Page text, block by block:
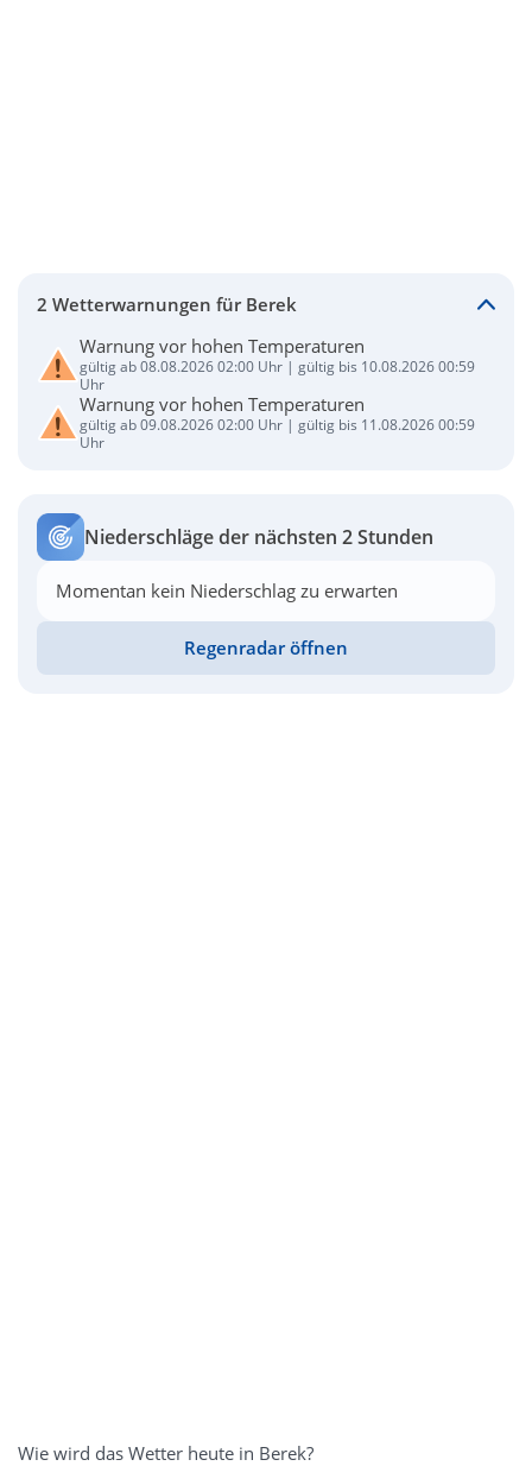
2 Wetterwarnungen für Berek
Warnung vor hohen Temperaturen
gültig ab 08.08.2026 02:00 Uhr | gültig bis 10.08.2026 00:59
Uhr
Warnung vor hohen Temperaturen
gültig ab 09.08.2026 02:00 Uhr | gültig bis 11.08.2026 00:59
Uhr
Niederschläge der nächsten 2 Stunden
Momentan kein Niederschlag zu erwarten
Regenradar öffnen
Wie wird das Wetter heute in Berek?